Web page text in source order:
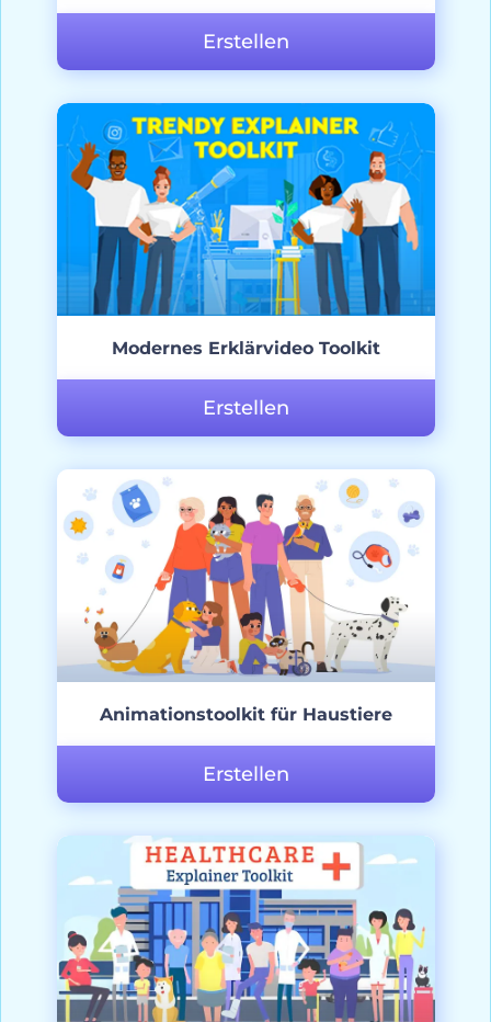
Erstellen
Modernes Erklärvideo Toolkit
Erstellen
Animationstoolkit für Haustiere
Erstellen